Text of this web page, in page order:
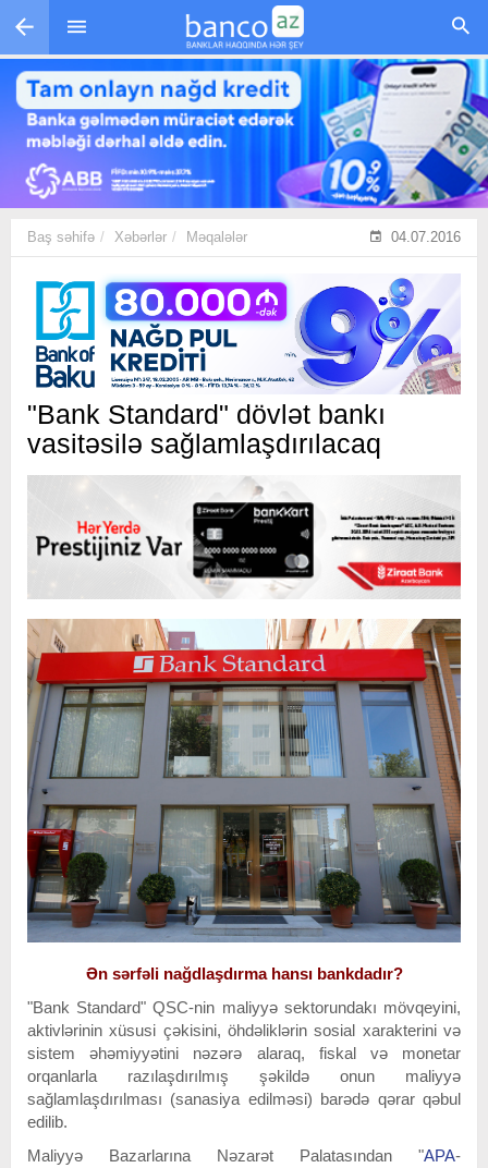
Skip to main content
Baş səhifə Xəbərlər Məqalələr 04.07.2016
"Bank Standard" dövlət bankı
vasitəsilə sağlamlaşdırılacaq
Ən sərfəli nağdlaşdırma hansı bankdadır?
"Bank Standard" QSC-nin maliyyə sektorundakı mövqeyini,
aktivlərinin xüsusi çəkisini, öhdəliklərin sosial xarakterini və
sistem əhəmiyyətini nəzərə alaraq, fiskal və monetar
orqanlarla razılaşdırılmış şəkildə onun maliyyə
sağlamlaşdırılması (sanasiya edilməsi) barədə qərar qəbul
edilib.
Maliyyə Bazarlarına Nəzarət Palatasından "APA-